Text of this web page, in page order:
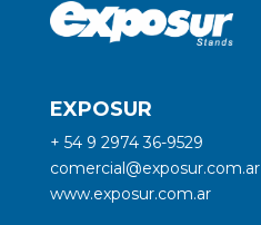
EXPOSUR
+ 54 9 2974 36-9529
comercial@exposur.com.ar
www.exposur.com.ar